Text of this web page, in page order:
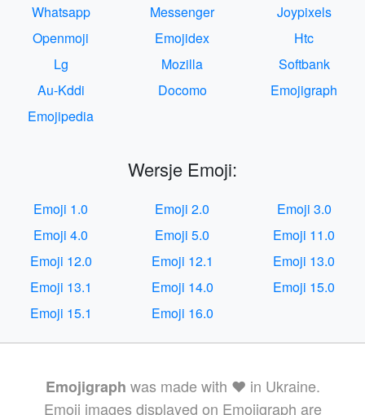
Whatsapp
Messenger
Joypixels
Openmoji
Emojidex
Htc
Lg
Mozilla
Softbank
Au-Kddi
Docomo
Emojigraph
Emojipedia
Wersje Emoji:
Emoji 1.0 Emoji 2.0
Emoji 3.0
Emoji 4.0
Emoji 5.0
Emoji 11.0
Emoji 12.0
Emoji 12.1
Emoji 13.0
Emoji 13.1
Emoji 14.0
Emoji 15.0
Emoji 15.1
Emoji 16.0
Emojigraph was made with ❤️ in Ukraine.
Emoji images displayed on Emojigraph are